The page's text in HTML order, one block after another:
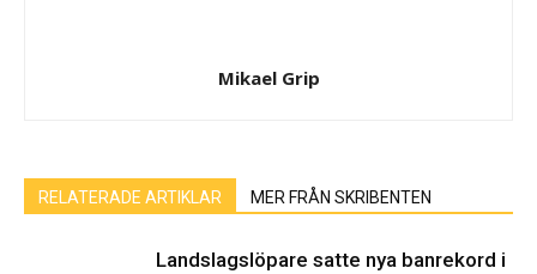
Mikael Grip
RELATERADE ARTIKLAR MER FRÅN SKRIBENTEN
Landslagslöpare satte nya banrekord i